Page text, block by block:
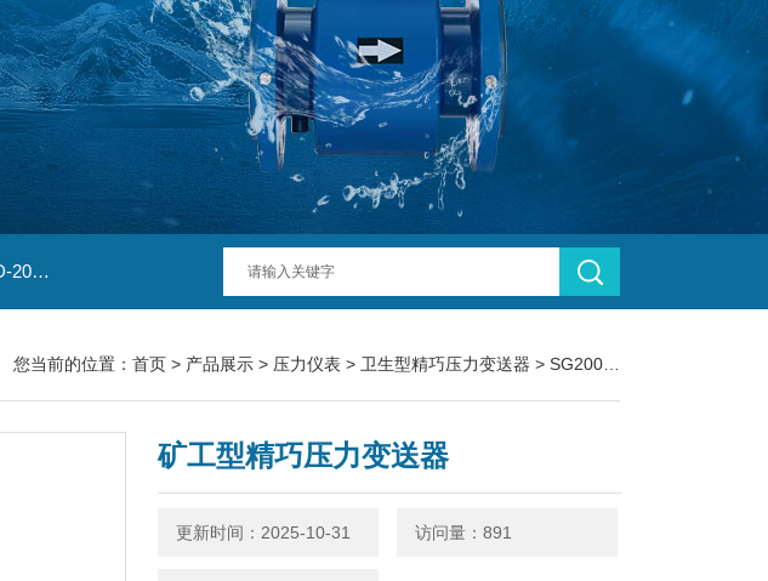
主营产品：SG-TA109-22热电偶,SG-K1YWG-60伺服液位计,HKEG-PH22在线PH计,FX-ZD-2011浊度仪,HBRD702H8智能雷达物位计
您当前的位置： 首页 > 产品展示 > 压力仪表 > 卫生型精巧压力变送器 > SG200-M-II矿工型精巧压力变送器
矿工型精巧压力变送器
更新时间：2025-10-31 访问量：891